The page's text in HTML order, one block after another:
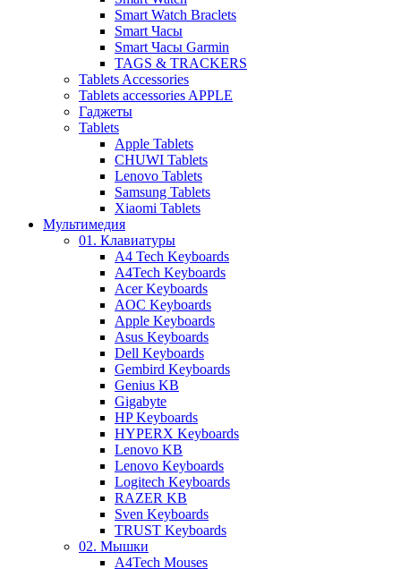
Smart Watch Braclets
Smart Часы
Smart Часы Garmin
TAGS & TRACKERS
Tablets Accessories
Tablets accessories APPLE
Гаджеты
Tablets
Apple Tablets
CHUWI Tablets
Lenovo Tablets
Samsung Tablets
Xiaomi Tablets
Мультимедия
01. Клавиатуры
A4 Tech Keyboards
A4Tech Keyboards
Acer Keyboards
AOC Keyboards
Apple Keyboards
Asus Keyboards
Dell Keyboards
Gembird Keyboards
Genius KB
Gigabyte
HP Keyboards
HYPERX Keyboards
Lenovo KB
Lenovo Keyboards
Logitech Keyboards
RAZER KB
Sven Keyboards
TRUST Keyboards
02. Мышки
A4Tech Mouses